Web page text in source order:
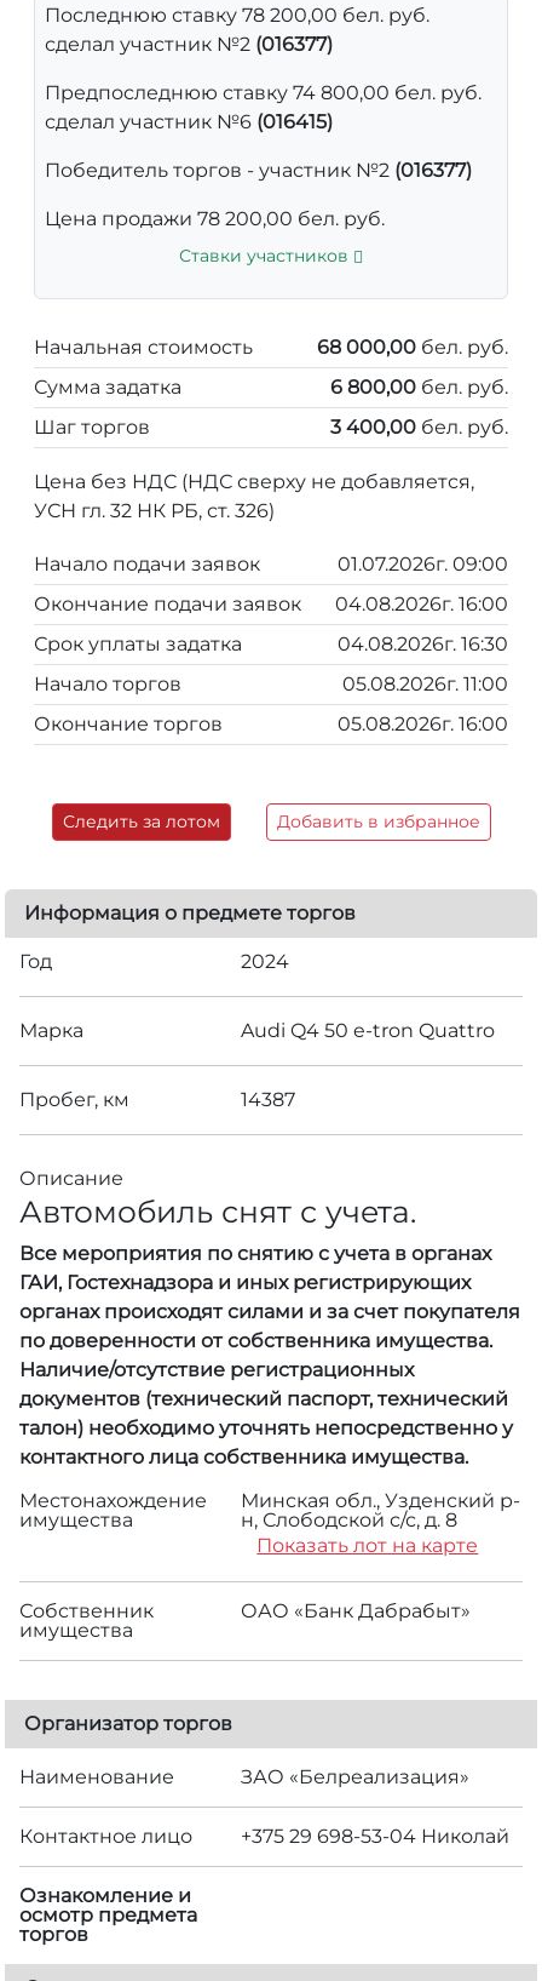
Последнюю ставку 78 200,00 бел. руб.
сделал участник №2 (016377)
Предпоследнюю ставку 74 800,00 бел. руб.
сделал участник №6 (016415)
Победитель торгов - участник №2 (016377)
Цена продажи 78 200,00 бел. руб.
Ставки участников
Начальная стоимость 68 000,00 бел. руб.
Сумма задатка
6 800,00 бел. руб.
Шаг торгов
3 400,00 бел. руб.
Цена без НДС (НДС сверху не добавляется,
УСН гл. 32 НК РБ, ст. 326)
Начало подачи заявок
01.07.2026г. 09:00
Окончание подачи заявок
04.08.2026г. 16:00
Срок уплаты задатка
04.08.2026г. 16:30
Начало торгов
05.08.2026г. 11:00
Окончание торгов
05.08.2026г. 16:00
Следить за лотом Добавить в избранное
Информация о предмете торгов
Год 2024
Марка Audi Q4 50 e-tron Quattro
Пробег, км 14387
Описание
Автомобиль снят с учета.
Все мероприятия по снятию с учета в органах
ГАИ, Гостехнадзора и иных регистрирующих
органах происходят силами и за счет покупателя
по доверенности от собственника имущества.
Наличие/отсутствие регистрационных
документов (технический паспорт, технический
талон) необходимо уточнять непосредственно у
контактного лица собственника имущества.
Местонахождение
имущества
Минская обл., Узденский р-
н, Слободской с/с, д. 8
Показать лот на карте
Собственник
имущества
ОАО «Банк Дабрабыт»
Организатор торгов
Наименование ЗАО «Белреализация»
Контактное лицо +375 29 698-53-04 Николай
Ознакомление и
осмотр предмета
торгов